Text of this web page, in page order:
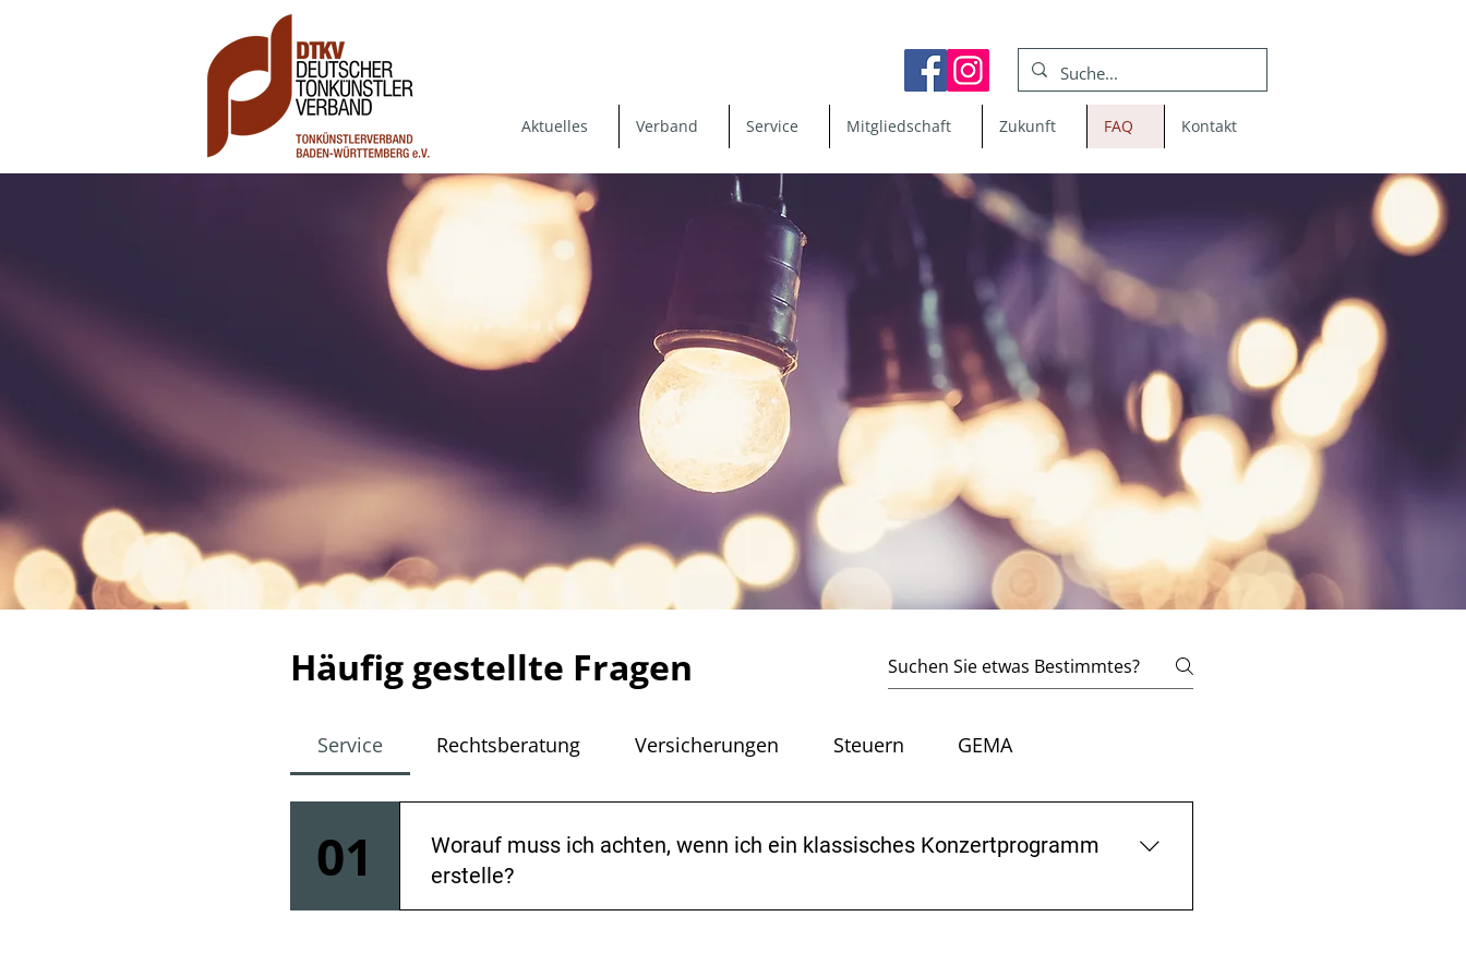
Aktuelles Verband Service Mitgliedschaft Zukunft FAQ Kontakt
Häufig gestellte Fragen
Service Rechtsberatung Versicherungen Steuern GEMA
01
Worauf muss ich achten, wenn ich ein klassisches Konzertprogramm
erstelle?